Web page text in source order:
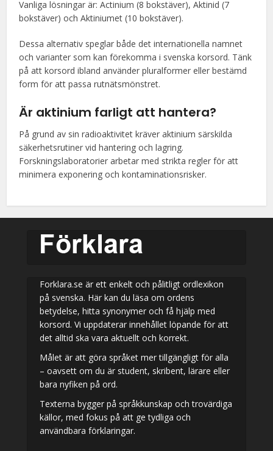
Vanliga lösningar är: Actinium (8 bokstäver), Aktinid (7
bokstäver) och Aktiniumet (10 bokstäver).
Dessa alternativ speglar både det internationella namnet
och varianter som kan förekomma i svenska korsord. Tänk
på att korsord ibland använder pluralformer eller bestämd
form för att passa rutnätsmönstret.
Är aktinium farligt att hantera?
På grund av sin radioaktivitet kräver aktinium särskilda
säkerhetsrutiner vid hantering och lagring.
Forskningslaboratorier arbetar med strikta regler för att
minimera exponering och kontaminationsrisker.
Forklara.se är ett enkelt och pålitligt ordlexikon
på svenska. Här kan du läsa om ordens
betydelse, hitta synonymer och få hjälp med
korsord. Vi uppdaterar innehållet löpande för att
det alltid ska vara aktuellt och korrekt.
Målet är att göra språket mer tillgängligt för alla
– oavsett om du är student, skribent, lärare eller
bara nyfiken på ord.
Texterna bygger på språkkunskap och trovärdiga
källor, med fokus på att ge tydliga och
användbara förklaringar.